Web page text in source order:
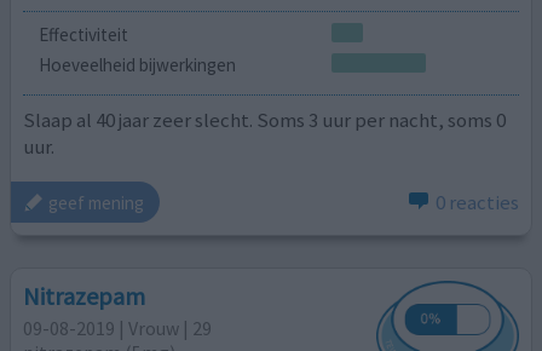
Effectiviteit
Hoeveelheid bijwerkingen
Slaap al 40 jaar zeer slecht. Soms 3 uur per nacht, soms 0
uur.
geef mening 0 reacties
Nitrazepam
09-08-2019 | Vrouw | 29